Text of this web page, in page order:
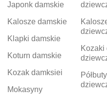
Japonk damskie
Kalosze damskie
Klapki damskie
Koturn damskie
Kozak damksiei
Mokasyny
Kozaki